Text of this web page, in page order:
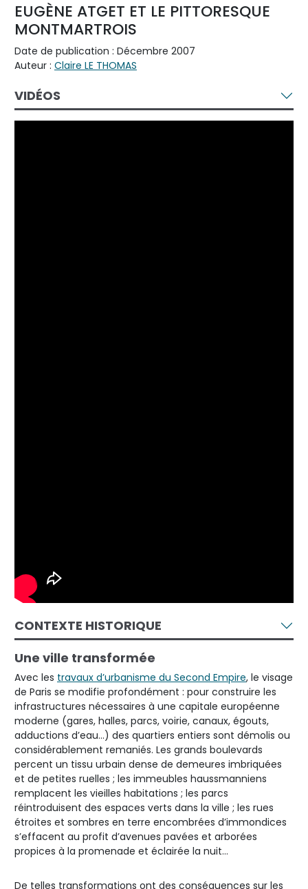
EUGÈNE ATGET ET LE PITTORESQUE
MONTMARTROIS
Date de publication : Décembre 2007
Auteur : Claire LE THOMAS
VIDÉOS
CONTEXTE HISTORIQUE
Une ville transformée
Avec les travaux d’urbanisme du Second Empire, le visage
de Paris se modifie profondément : pour construire les
infrastructures nécessaires à une capitale européenne
moderne (gares, halles, parcs, voirie, canaux, égouts,
adductions d’eau…) des quartiers entiers sont démolis ou
considérablement remaniés. Les grands boulevards
percent un tissu urbain dense de demeures imbriquées
et de petites ruelles ; les immeubles haussmanniens
remplacent les vieilles habitations ; les parcs
réintroduisent des espaces verts dans la ville ; les rues
étroites et sombres en terre encombrées d’immondices
s’effacent au profit d’avenues pavées et arborées
propices à la promenade et éclairée la nuit…
De telles transformations ont des conséquences sur les